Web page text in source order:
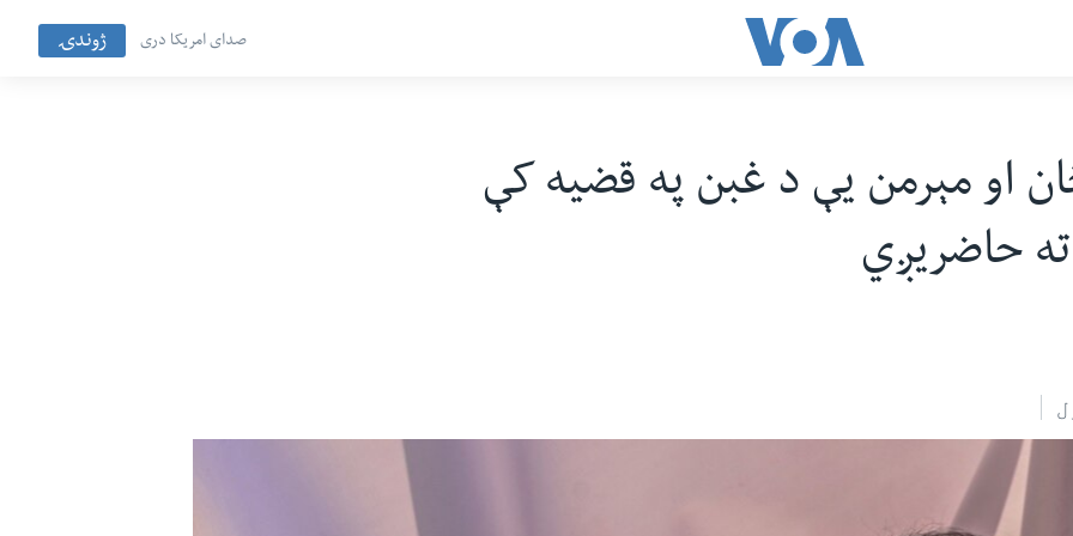
صدای امریکا دری ژوندۍ
او مېرمن یې د غبن په قضیه کې
حاضریږي